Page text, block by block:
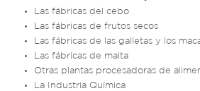
y obtenga de los silos
Las fábricas del cebo
Las fábricas de frutos secos
Las fábricas de las galletas y los
Las fábricas de malta
Otras plantas procesadoras de
La Industria Química